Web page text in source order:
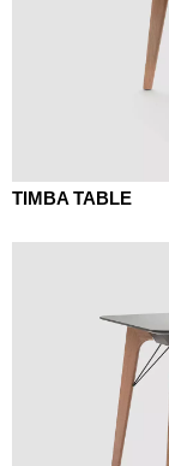
TIMBA TABLE